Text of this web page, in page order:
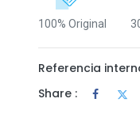
100% Original
Referencia
Share :